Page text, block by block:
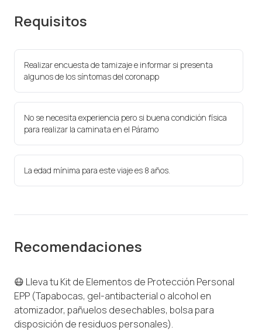
Requisitos
Realizar encuesta de tamizaje e informar si presenta
algunos de los síntomas del coronapp
No se necesita experiencia pero si buena condición física
para realizar la caminata en el Páramo
La edad mínima para este viaje es 8 años.
Recomendaciones
😷 Lleva tu Kit de Elementos de Protección Personal
EPP (Tapabocas, gel-antibacterial o alcohol en
atomizador, pañuelos desechables, bolsa para
disposición de residuos personales).